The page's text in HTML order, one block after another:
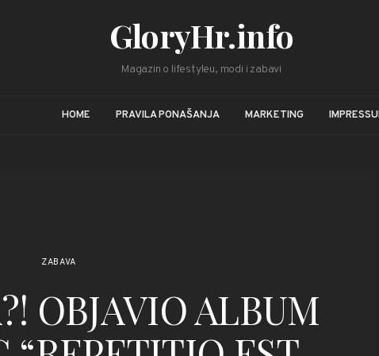
GloryHr.info
Magazin o lifestyleu, modi i zabavi
HOME PRAVILA PONAŠANJA MARKETING
ZABAVA
OBJAVIO ALBUM